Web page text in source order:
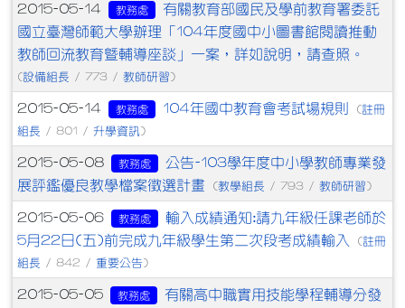
2015-05-14 教務處
有關教育部國民及學前教育署委託
國立臺灣師範大學辦理「104年度國中小圖書館閱讀推動
教師回流教育暨輔導座談」一案，詳如說明，請查照。
(設備組長 / 773 / 教師研習 )
2015-05-14 教務處 104年國中教育會考試場規則 (註冊
組長 / 801 / 升學資訊 )
2015-05-08 教務處
公告-103學年度中小學教師專業發
展評鑑優良教學檔案徵選計畫
(教學組長 / 793 / 教師研習 )
2015-05-06 教務處
輸入成績通知:請九年級任課老師於
5月22日(五)前完成九年級學生第二次段考成績輸入
(註冊
組長 / 842 / 重要公告 )
2015-05-05 教務處
有關高中職實用技能學程輔導分發